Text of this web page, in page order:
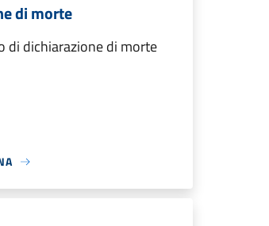
di morte
di dichiarazione di morte